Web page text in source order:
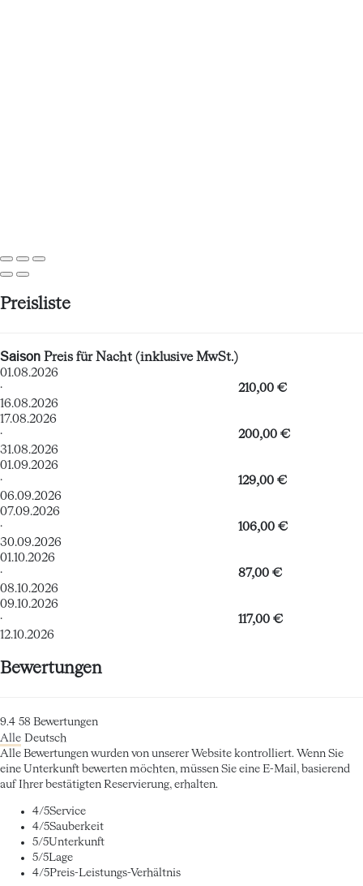
Preisliste
Saison Preis für Nacht (inklusive MwSt.)
01.08.2026
·
16.08.2026
210,00 €
17.08.2026
·
31.08.2026
200,00 €
01.09.2026
·
06.09.2026
129,00 €
07.09.2026
·
30.09.2026
106,00 €
01.10.2026
·
08.10.2026
87,00 €
09.10.2026
·
12.10.2026
117,00 €
Bewertungen
9.4 58 Bewertungen
Alle Deutsch
Alle Bewertungen wurden von unserer Website kontrolliert. Wenn Sie
eine Unterkunft bewerten möchten, müssen Sie eine E-Mail, basierend
auf Ihrer bestätigten Reservierung, erhalten.
4/5Service
4/5Sauberkeit
5/5Unterkunft
5/5Lage
4/5Preis-Leistungs-Verhältnis